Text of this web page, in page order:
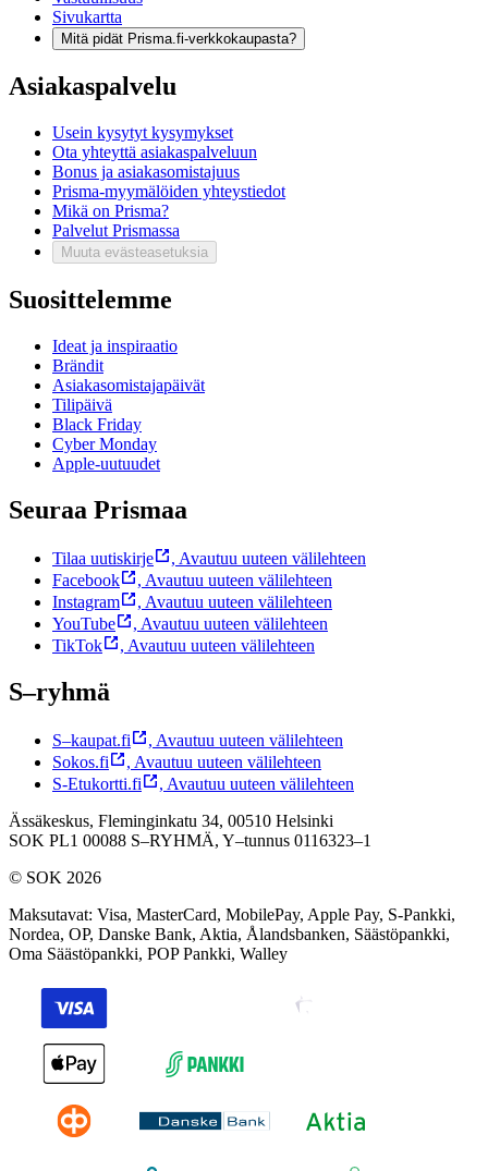
Sivukartta
Mitä pidät Prisma.fi-verkkokaupasta?
Asiakaspalvelu
Usein kysytyt kysymykset
Ota yhteyttä asiakaspalveluun
Bonus ja asiakasomistajuus
Prisma-myymälöiden yhteystiedot
Mikä on Prisma?
Palvelut Prismassa
Muuta evästeasetuksia
Suosittelemme
Ideat ja inspiraatio
Brändit
Asiakasomistajapäivät
Tilipäivä
Black Friday
Cyber Monday
Apple-uutuudet
Seuraa Prismaa
Tilaa uutiskirje , Avautuu uuteen välilehteen
Facebook
, Avautuu uuteen välilehteen
Instagram
, Avautuu uuteen välilehteen
YouTube
, Avautuu uuteen välilehteen
TikTok
, Avautuu uuteen välilehteen
S–ryhmä
S–kaupat.fi , Avautuu uuteen välilehteen
Sokos.fi
, Avautuu uuteen välilehteen
S-Etukortti.fi
, Avautuu uuteen välilehteen
Ässäkeskus, Fleminginkatu 34, 00510 Helsinki
SOK PL1 00088 S–RYHMÄ, Y–tunnus 0116323–1
© SOK 2026
Maksutavat: Visa, MasterCard, MobilePay, Apple Pay, S-Pankki,
Nordea, OP, Danske Bank, Aktia, Ålandsbanken, Säästöpankki,
Oma Säästöpankki, POP Pankki, Walley